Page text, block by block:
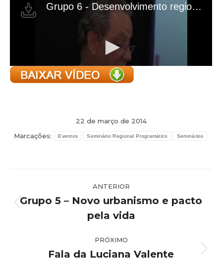
22 de março de 2014
Marcações:
Eventos Seminário Regional Programático Seminários
de
post:
ANTERIOR
anterior:
Grupo 5 – Novo urbanismo e pacto
pela vida
PRÓXIMO
Próximo
Fala da Luciana Valente